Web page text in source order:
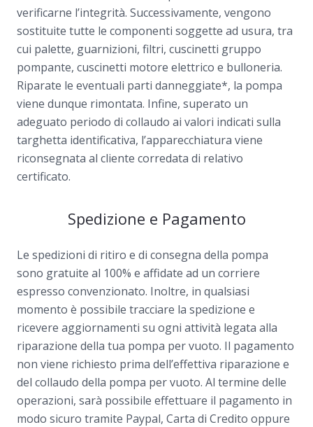
verificarne l’integrità. Successivamente, vengono
sostituite tutte le componenti soggette ad usura, tra
cui palette, guarnizioni, filtri, cuscinetti gruppo
pompante, cuscinetti motore elettrico e bulloneria.
Riparate le eventuali parti danneggiate*, la pompa
viene dunque rimontata. Infine, superato un
adeguato periodo di collaudo ai valori indicati sulla
targhetta identificativa, l’apparecchiatura viene
riconsegnata al cliente corredata di relativo
certificato.
Spedizione e Pagamento
Le spedizioni di ritiro e di consegna della pompa
sono gratuite al 100% e affidate ad un corriere
espresso convenzionato. Inoltre, in qualsiasi
momento è possibile tracciare la spedizione e
ricevere aggiornamenti su ogni attività legata alla
riparazione della tua pompa per vuoto. Il pagamento
non viene richiesto prima dell’effettiva riparazione e
del collaudo della pompa per vuoto. Al termine delle
operazioni, sarà possibile effettuare il pagamento in
modo sicuro tramite Paypal, Carta di Credito oppure